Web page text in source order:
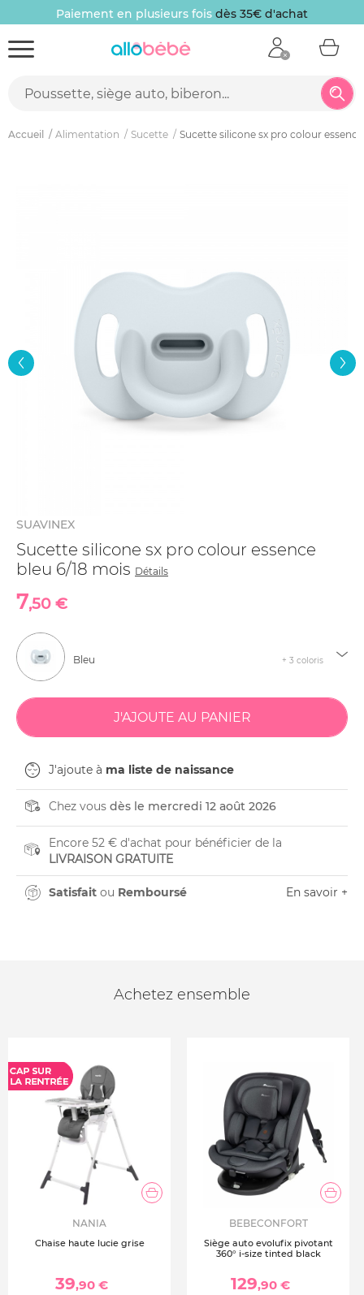
Paiement en plusieurs fois dès 35€ d'achat
Accueil Alimentation Sucette Sucette silicone sx pro colour
SUAVINEX
Sucette silicone sx pro colour essence
bleu 6/18 mois Détails
7,50 €
Bleu + 3 coloris
J'ajoute à ma liste de naissance
Chez vous dès le mercredi 12 août 2026
Encore 52 € d'achat pour bénéficier de la
LIVRAISON GRATUITE
Satisfait ou Remboursé En savoir +
Achetez ensemble
NANIA
Chaise haute lucie grise
39,90 €
BEBECONFORT
Siège auto evolufix pivotant
360° i-size tinted black
129,90 €